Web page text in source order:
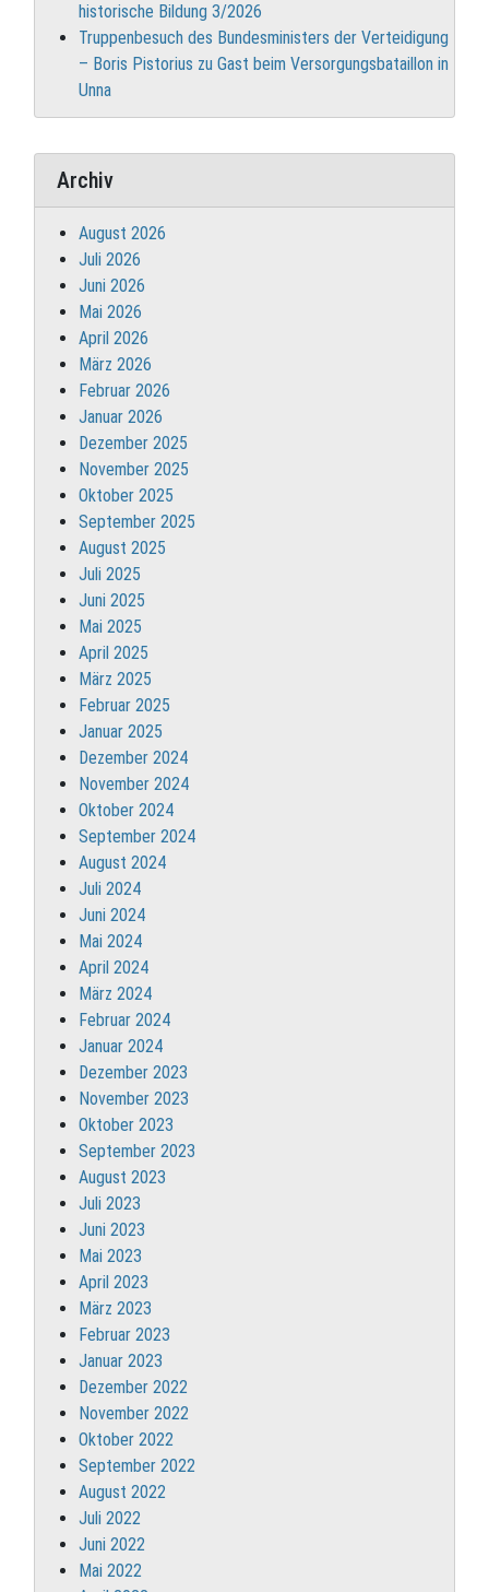
historische Bildung 3/2026
Truppenbesuch des Bundesministers der Verteidigung
– Boris Pistorius zu Gast beim Versorgungsbataillon in
Unna
Archiv
August 2026
Juli 2026
Juni 2026
Mai 2026
April 2026
März 2026
Februar 2026
Januar 2026
Dezember 2025
November 2025
Oktober 2025
September 2025
August 2025
Juli 2025
Juni 2025
Mai 2025
April 2025
März 2025
Februar 2025
Januar 2025
Dezember 2024
November 2024
Oktober 2024
September 2024
August 2024
Juli 2024
Juni 2024
Mai 2024
April 2024
März 2024
Februar 2024
Januar 2024
Dezember 2023
November 2023
Oktober 2023
September 2023
August 2023
Juli 2023
Juni 2023
Mai 2023
April 2023
März 2023
Februar 2023
Januar 2023
Dezember 2022
November 2022
Oktober 2022
September 2022
August 2022
Juli 2022
Juni 2022
Mai 2022